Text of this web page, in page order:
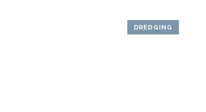
DREDGING